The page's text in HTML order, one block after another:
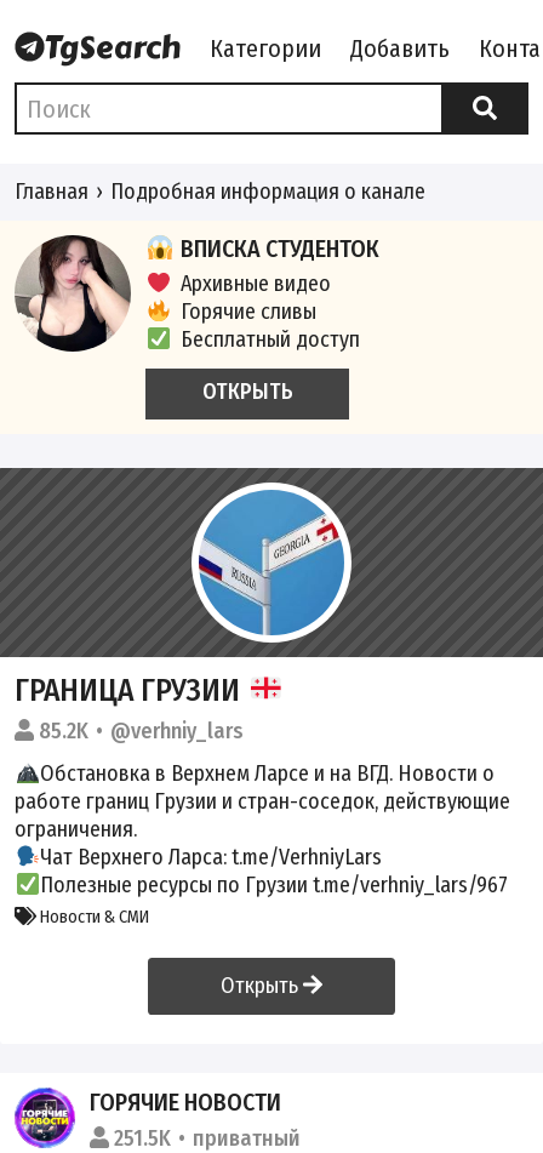
Категории Добавить
Главная Подробная информация о канале
ВПИСКА СТУДЕНТОК
Архивные видео
Горячие сливы
Бесплатный доступ
ОТКРЫТЬ
ГРАНИЦА ГРУЗИИ
85.2K
@verhniy_lars
Обстановка в Верхнем Ларсе и на ВГД. Новости о
работе границ Грузии и стран-соседок, действующие
ограничения.
Чат Верхнего Ларса: t.me/VerhniyLars
Полезные ресурсы по Грузии t.me/verhniy_lars/967
Новости & СМИ
Открыть
ГОРЯЧИЕ НОВОСТИ
251.5K приватный